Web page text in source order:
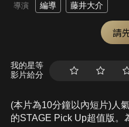
導演 編導 藤井大介
請
我的星等
影片給分
(本片為10分鐘以內短片)人
的STAGE Pick Up超值版。